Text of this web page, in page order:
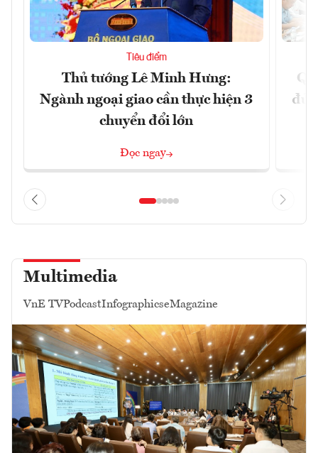
Tiêu điểm
Thủ tướng Lê Minh Hưng:
Ngành ngoại giao cần thực hiện 3
chuyển đổi lớn
Đọc ngay
đủ
Multimedia
VnE TVPodcastInfographicseMagazine